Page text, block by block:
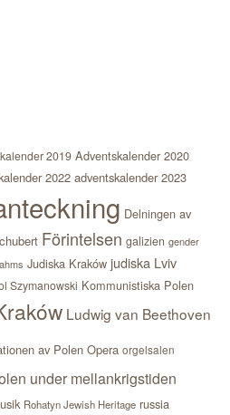
2019 Adventskalender 2020
2022 adventskalender 2023
Delningen av
Förintelsen galizien gender
Judiska Kraków judiska Lviv
Szymanowski Kommunistiska Polen
Ludwig van Beethoven
av Polen Opera orgelsalen
under mellankrigstiden
Rohatyn Jewish Heritage russia